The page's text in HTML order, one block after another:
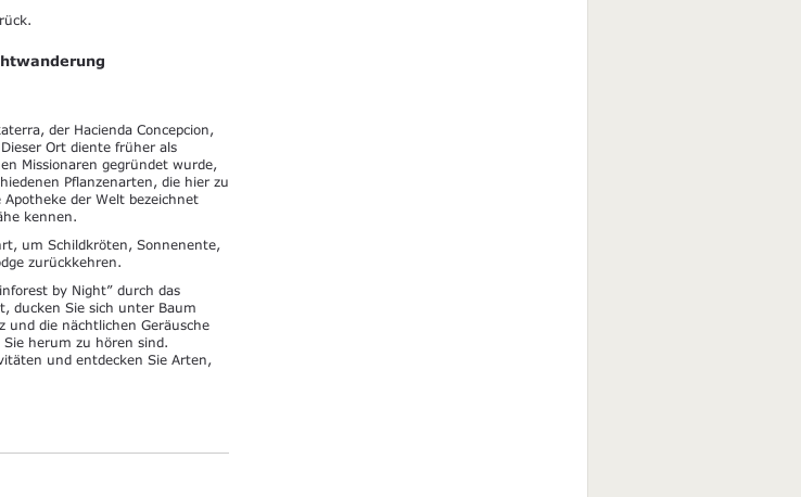
der Hacienda Concepcion,
Ort diente früher als
Missionaren gegründet wurde,
Pflanzenarten, die hier zu
der Welt bezeichnet
kennen.
um Schildkröten, Sonnenente,
zurückkehren.
by Night” durch das
ducken Sie sich unter Baum
und die nächtlichen Geräusche
herum zu hören sind.
und entdecken Sie Arten,